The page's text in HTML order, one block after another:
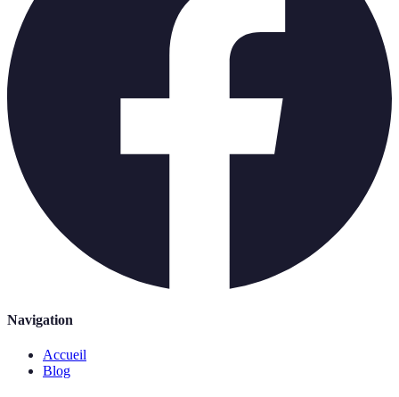
Navigation
Accueil
Blog